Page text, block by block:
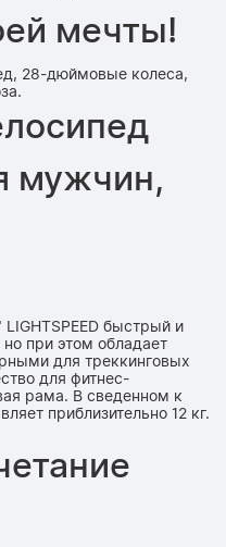
мечты!
мужчин,
быстрый и
при этом обладает
для треккинговых
для фитнес-
рама. В сведенном к
приблизительно 12 кг.